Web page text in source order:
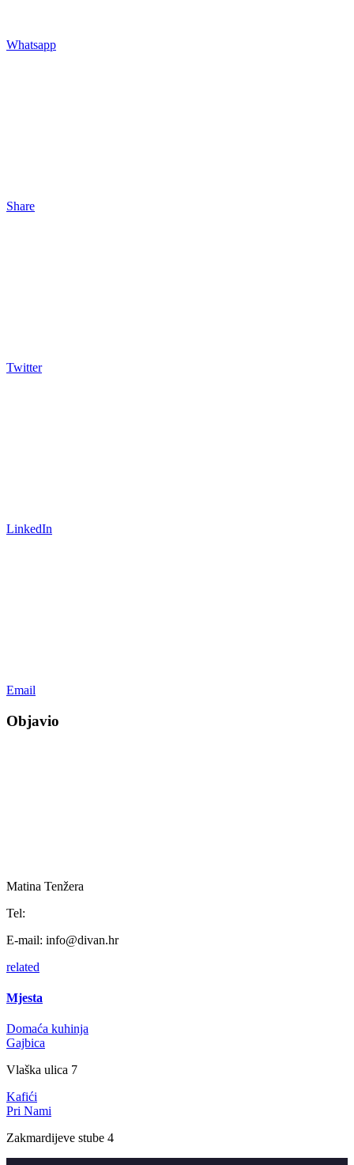
Whatsapp
Share
Twitter
LinkedIn
Email
Objavio
Matina Tenžera
Tel:
E-mail: info@divan.hr
related
Mjesta
Domaća kuhinja
Gajbica
Vlaška ulica 7
Kafići
Pri Nami
Zakmardijeve stube 4